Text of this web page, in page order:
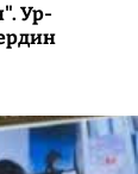
Ур-